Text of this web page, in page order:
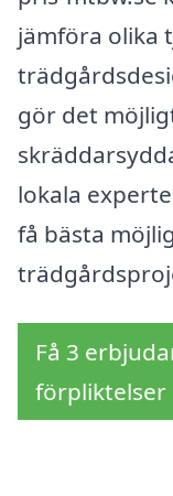
jämföra olika
gör det
lokala
få bästa
Få 3
förpliktelser